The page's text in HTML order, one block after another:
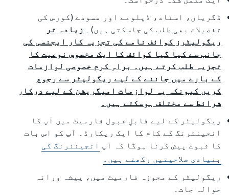
ڈگریاں، اسناد، ڈپلومے اور مسودے (کورس کی
تفصیلات بھی طلب کی جاسکتی ہیں)۔ زیادہ تر
ریگولیٹرز کوائف نامے کی تجزیہ کار ایجنسی کی
جانب سے کیا گیا کوائف کا ایک مخصوص نوعیت کا
تجزیہ طلب کرتے ہیں۔ براہِ کرم خصوصی لوازمات
کے بارے میں جاننے کے لیے ریگولیٹر سے رجوع
کریں کیونکہ یہ لوازمات امیگریشن کے لیے درکار
شرائط سے مختلف ہوسکتے ہیں۔
ریگولیٹر کے لیے قابلِ قبول فارمیٹ میں آپ کا
انجینئرنگ کے کام کا ایک ریکارڈ۔ آپ کو اس بات
کا ثبوت پیش کرنا ہوگا کہ آپ انجینئرنگ کی
بنیادی صلاحیتیں رکھتے ہیں۔
ریگولیٹر کے مجوزہ فارمیٹ میں، پیشہ ورانہ
حوالہ جات۔